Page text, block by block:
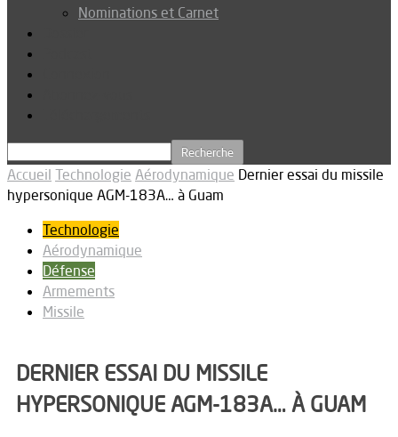
Nominations et Carnet
Accueil Technologie Aérodynamique Dernier essai du missile
hypersonique AGM-183A… à Guam
Technologie
Aérodynamique
Défense
Armements
Missile
DERNIER ESSAI DU MISSILE
HYPERSONIQUE AGM-183A… À GUAM